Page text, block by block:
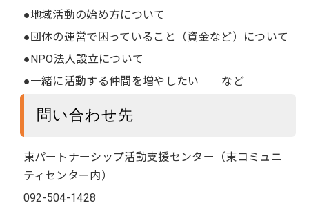
●地域活動の始め方について
●団体の運営で困っていること（資金など）について
●NPO法人設立について
●一緒に活動する仲間を増やしたい など
問い合わせ先
東パートナーシップ活動支援センター（東コミュニ
ティセンター内）
092-504-1428